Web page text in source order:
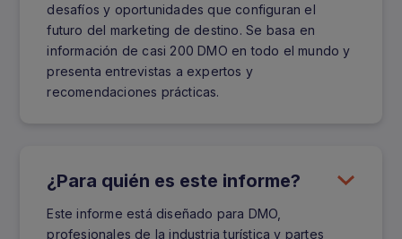
desafíos y oportunidades que configuran el
futuro del marketing de destino. Se basa en
información de casi 200 DMO en todo el mundo y
presenta entrevistas a expertos y
recomendaciones prácticas.
¿Para quién es este informe?
Este informe está diseñado para DMO,
profesionales de la industria turística y partes